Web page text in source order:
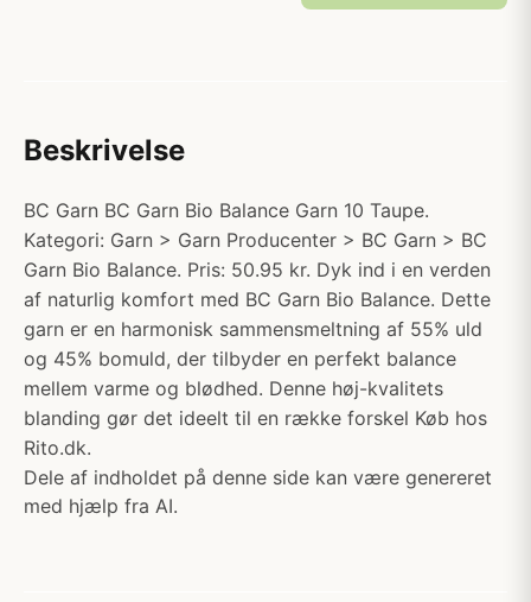
Beskrivelse
BC Garn BC Garn Bio Balance Garn 10 Taupe.
Kategori: Garn > Garn Producenter > BC Garn > BC
Garn Bio Balance. Pris: 50.95 kr. Dyk ind i en verden
af naturlig komfort med BC Garn Bio Balance. Dette
garn er en harmonisk sammensmeltning af 55% uld
og 45% bomuld, der tilbyder en perfekt balance
mellem varme og blødhed. Denne høj-kvalitets
blanding gør det ideelt til en række forskel Køb hos
Rito.dk.
Dele af indholdet på denne side kan være genereret
med hjælp fra AI.